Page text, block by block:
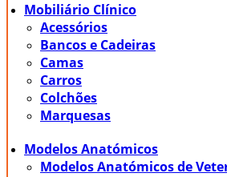
Mobiliário Clínico
Acessórios
Bancos e Cadeiras
Camas
Carros
Colchões
Marquesas
Modelos Anatómicos
Modelos Anatómicos de